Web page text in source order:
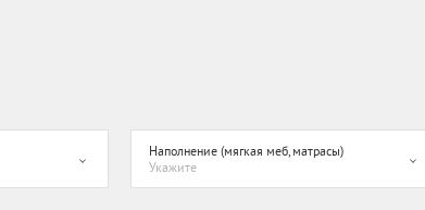
Наполнение (мягкая меб, матрасы)
Укажите